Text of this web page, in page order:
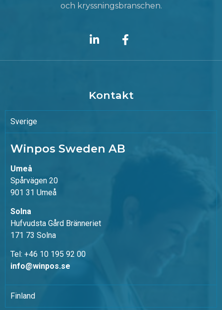
och kryssningsbranschen.
Kontakt
Sverige
Winpos Sweden AB
Umeå
Spårvägen 20
901 31 Umeå
Solna
Hufvudsta Gård Bränneriet
171 73 Solna
Tel: +46 10 195 92 00
info@winpos.se
Finland